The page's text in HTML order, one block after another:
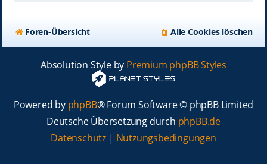
Foren-Übersicht Alle Cookies löschen
Absolution Style by Premium phpBB Styles
Powered by phpBB® Forum Software © phpBB Limited
Deutsche Übersetzung durch phpBB.de
Datenschutz | Nutzungsbedingungen